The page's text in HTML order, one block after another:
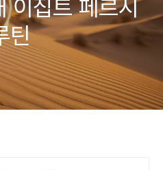
이집트 페르시
틴